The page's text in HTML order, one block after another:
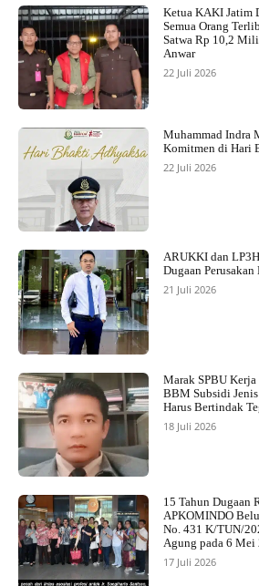
Ketua KAKI Jatim
Semua Orang
Satwa Rp 10,2
Anwar
22 Juli 2026
Muhammad Indra
Komitmen di Hari
22 Juli 2026
ARUKKI dan
Dugaan
21 Juli 2026
Marak SPBU Kerja
BBM Subsidi
Harus Bertindak
18 Juli 2026
15 Tahun Dugaan
APKOMINDO
No. 431 K/TUN/
Agung pada 6 Mei
17 Juli 2026